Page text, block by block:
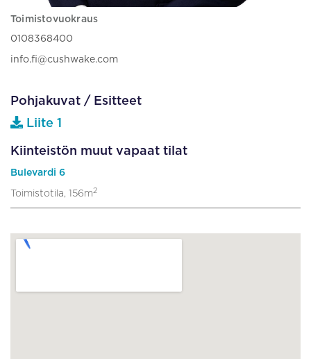
Toimistovuokraus
0108368400
info.fi@cushwake.com
Pohjakuvat / Esitteet
Liite 1
Kiinteistön muut vapaat tilat
Bulevardi 6
Toimistotila, 156m2